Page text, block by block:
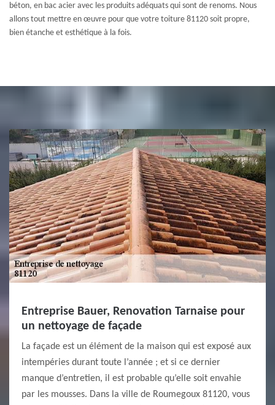
béton, en bac acier avec les produits adéquats qui sont de renoms. Nous
allons tout mettre en œuvre pour que votre toiture 81120 soit propre,
bien étanche et esthétique à la fois.
Entreprise Bauer, Renovation Tarnaise pour
un nettoyage de façade
La façade est un élément de la maison qui est exposé aux
intempéries durant toute l’année ; et si ce dernier
manque d’entretien, il est probable qu’elle soit envahie
par les mousses. Dans la ville de Roumegoux 81120, vous